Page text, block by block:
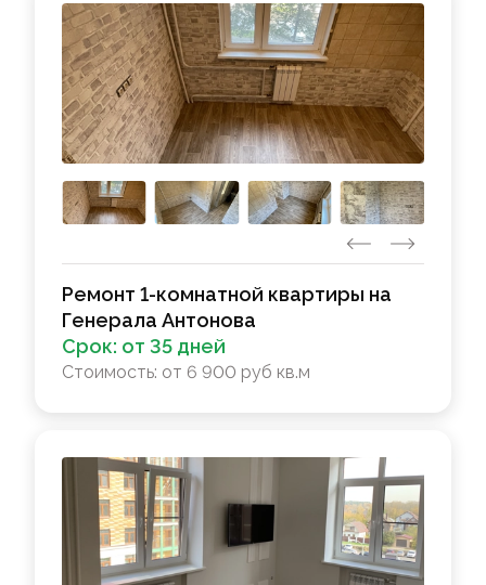
Ремонт 1-комнатной квартиры на
Генерала Антонова
Срок: от 35 дней
Стоимость: от 6 900 руб кв.м